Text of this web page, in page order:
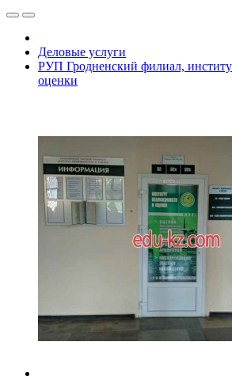
Деловые услуги
РУП Гродненский филиал,
оценки